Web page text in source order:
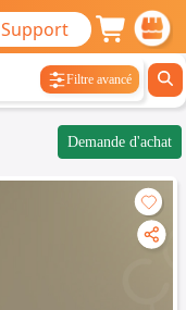
Support
Filtre avancé
Demande d'achat